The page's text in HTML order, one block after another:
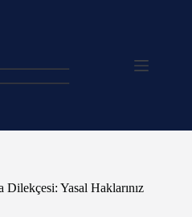
Yasal Haklarınız